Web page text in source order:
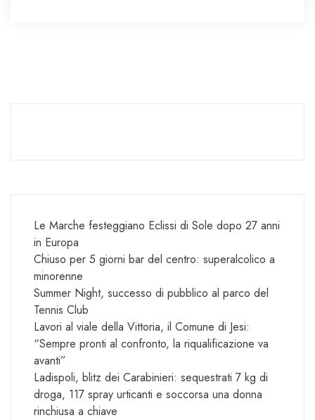
Le Marche festeggiano Eclissi di Sole dopo 27 anni
in Europa
Chiuso per 5 giorni bar del centro: superalcolico a
minorenne
Summer Night, successo di pubblico al parco del
Tennis Club
Lavori al viale della Vittoria, il Comune di Jesi:
“Sempre pronti al confronto, la riqualificazione va
avanti”
Ladispoli, blitz dei Carabinieri: sequestrati 7 kg di
droga, 117 spray urticanti e soccorsa una donna
rinchiusa a chiave